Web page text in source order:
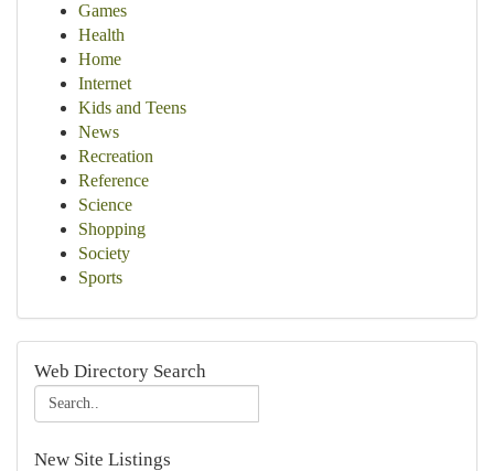
Games
Health
Home
Internet
Kids and Teens
News
Recreation
Reference
Science
Shopping
Society
Sports
Web Directory Search
New Site Listings